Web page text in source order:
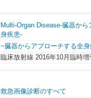
Multi-Organ Disease-臓器か
身疾患-
−臓器からアプローチする全
臨床放射線 2016年10月臨時
救急画像診断のすべて